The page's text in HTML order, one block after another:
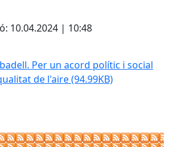
10.04.2024 | 10:48
Per un acord polític i social
de l'aire(94.99KB)